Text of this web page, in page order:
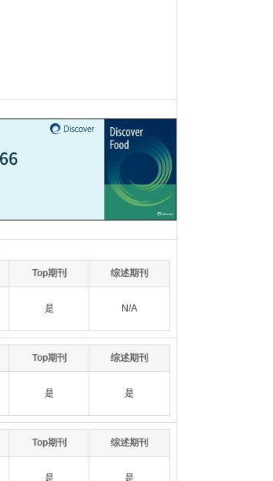
Top期刊 综述期刊
是 N/A
Top期刊 综述期刊
是 是
Top期刊 综述期刊
是 是